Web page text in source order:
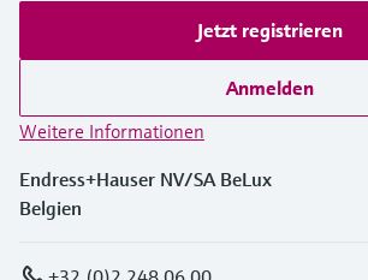
Jetzt registrieren
Anmelden
Weitere Informationen
Endress+Hauser NV/SA BeLux
Belgien